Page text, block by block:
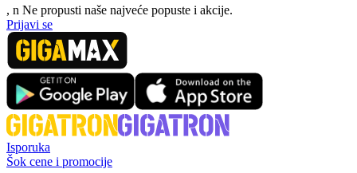
, n Ne propusti naše najveće popuste i akcije.
Prijavi se
Isporuka
Šok cene i promocije